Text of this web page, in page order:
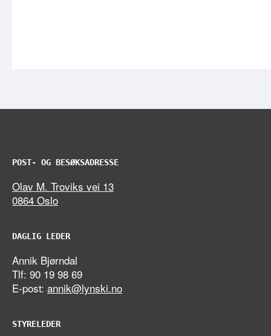
POST- OG BESØKSADRESSE
Olav M. Troviks vei 13
0864 Oslo
DAGLIG LEDER
Annik Bjørndal
Tlf: 90 19 98 69
E-post: annik@lynski.no
STYRELEDER